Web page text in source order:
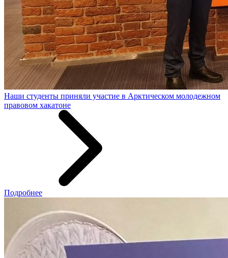
Наши студенты приняли участие в Арктическом молодежном
правовом хакатоне
Подробнее